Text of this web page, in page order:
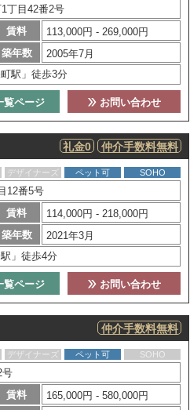
丁目42番2号
賃料
113,000円 - 269,000円
築年数
2005年7月
駅」徒歩3分
お問い合わせ
覧ページ
仲介手数料無料
礼金0
デザイナーズ ペット可 SOHO
12番5号
賃料
114,000円 - 218,000円
築年数
2021年3月
」徒歩4分
お問い合わせ
覧ページ
仲介手数料無料
デザイナーズ ペット可 SOHO
号
賃料
165,000円 - 580,000円